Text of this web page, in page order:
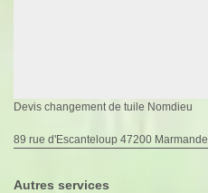
Devis changement de tuile Nomdieu
89 rue d'Escanteloup 47200 Marmande
Autres services